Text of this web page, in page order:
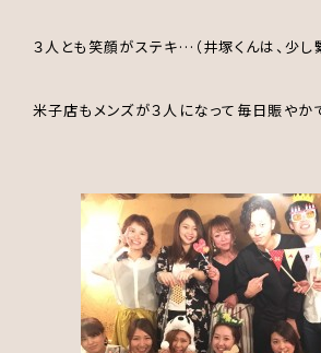
３人とも笑顔がステキ…（井塚くんは、少し
米子店もメンズが３人になって毎日賑やか